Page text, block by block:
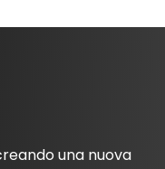
una nuova